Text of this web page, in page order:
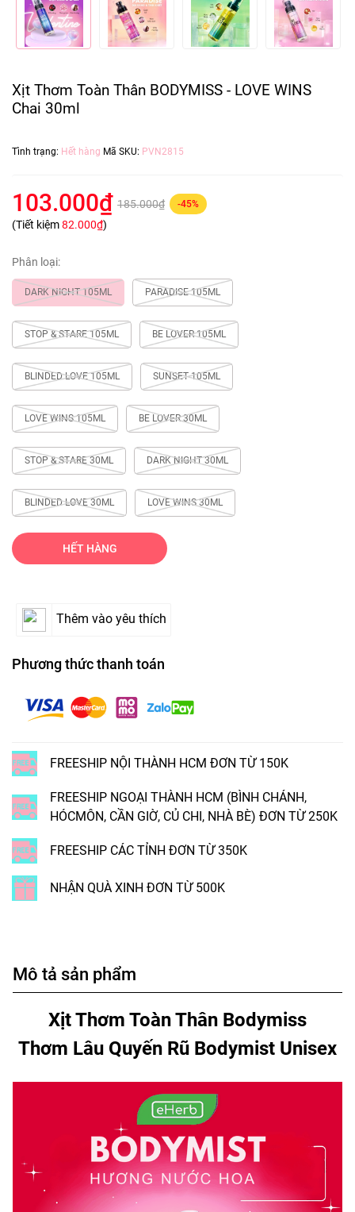
Xịt Thơm Toàn Thân BODYMISS - LOVE WINS
Chai 30ml
Tình trạng: Hết hàng Mã SKU: PVN2815
103.000₫ 185.000₫ -45%
(Tiết kiệm82.000₫)
Phân loại:
DARK NIGHT 105ML PARADISE 105ML
STOP & STARE 105ML BE LOVER 105ML
BLINDED LOVE 105ML SUNSET 105ML
LOVE WINS 105ML BE LOVER 30ML
STOP & STARE 30ML DARK NIGHT 30ML
BLINDED LOVE 30ML LOVE WINS 30ML
HẾT HÀNG
Thêm vào yêu thích
Phương thức thanh toán
FREESHIP NỘI THÀNH HCM ĐƠN TỪ 150K
FREESHIP NGOẠI THÀNH HCM (BÌNH CHÁNH,
HÓCMÔN, CẦN GIỜ, CỦ CHI, NHÀ BÈ) ĐƠN TỪ 250K
FREESHIP CÁC TỈNH ĐƠN TỪ 350K
NHẬN QUÀ XINH ĐƠN TỪ 500K
Mô tả sản phẩm
Xịt Thơm Toàn Thân Bodymiss
Thơm Lâu Quyến Rũ Bodymist Unisex